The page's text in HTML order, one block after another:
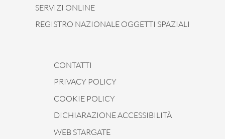
SERVIZI ONLINE
REGISTRO NAZIONALE OGGETTI SPAZIALI
CONTATTI
PRIVACY POLICY
COOKIE POLICY
DICHIARAZIONE ACCESSIBILITÀ
WEB STARGATE